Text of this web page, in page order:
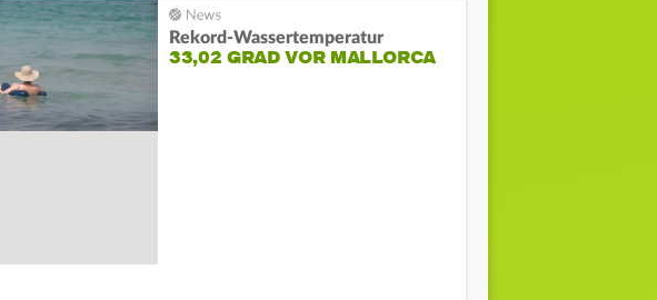
Rekord-Wassertemperatur
33,02 GRAD VOR MALLORCA